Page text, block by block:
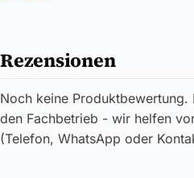
Rezensionen
Noch keine Produktbewertung.
den Fachbetrieb - wir helfen
(Telefon, WhatsApp oder